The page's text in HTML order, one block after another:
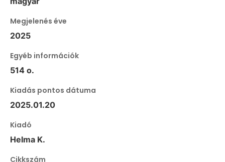
Megjelenés éve
2025
Egyéb információk
514 o.
Kiadás pontos dátuma
2025.01.20
Kiadó
Helma K.
Cikkszám